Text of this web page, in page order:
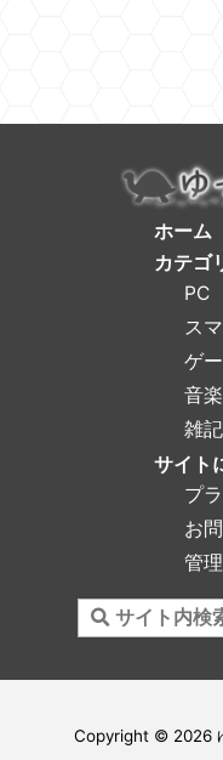
ホーム
カテゴ
PC
ス
ゲ
音楽
雑記
サイト
プ
お
管
Copyright © 2026